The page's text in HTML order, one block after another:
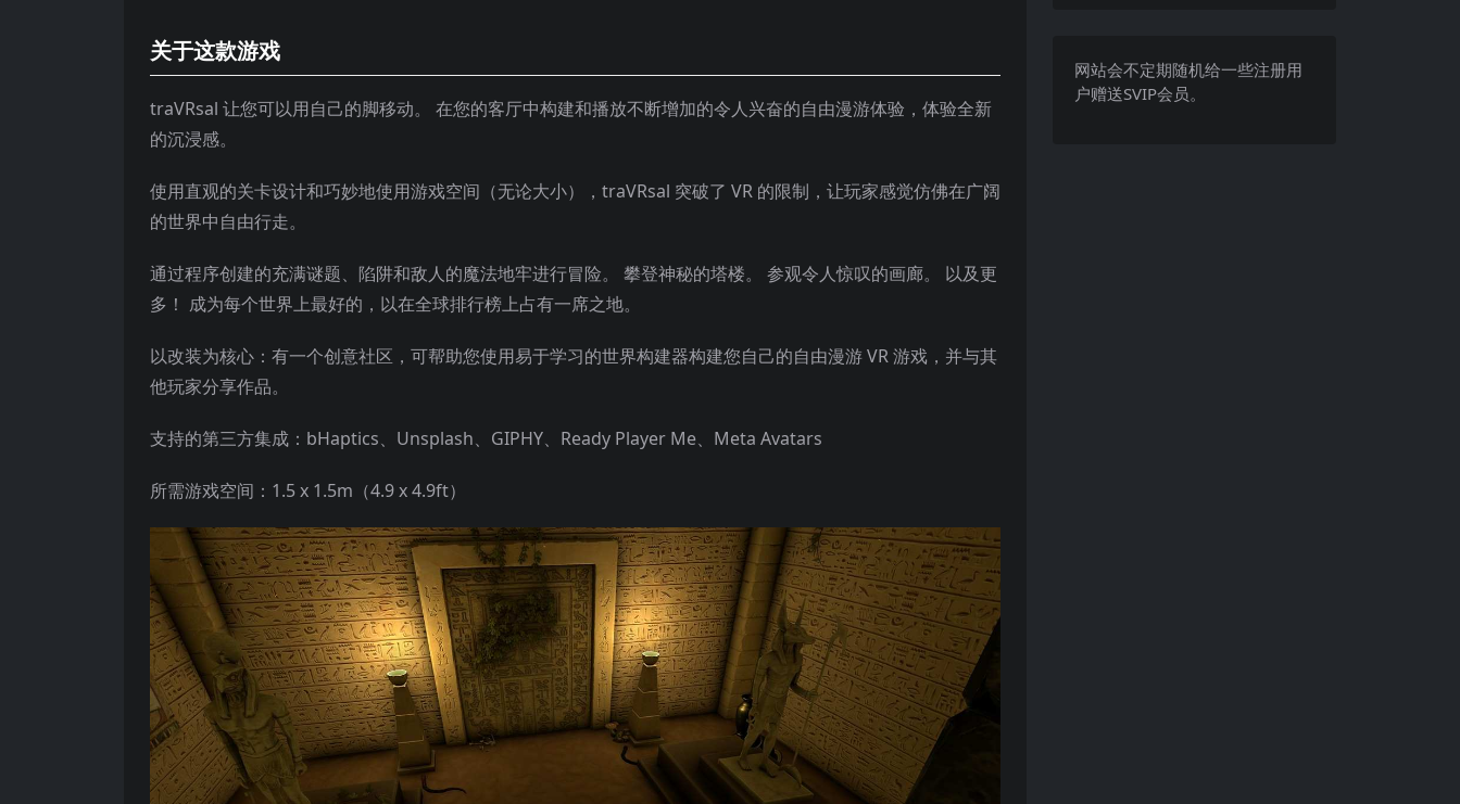
关于这款游戏
traVRsal 让您可以用自己的脚移动。 在您的客厅中构建和播放不断增加的令人兴奋的自由漫游体验，体验全新
的沉浸感。
使用直观的关卡设计和巧妙地使用游戏空间（无论大小），traVRsal 突破了 VR 的限制，让玩家感觉仿佛在广阔
的世界中自由行走。
通过程序创建的充满谜题、陷阱和敌人的魔法地牢进行冒险。 攀登神秘的塔楼。 参观令人惊叹的画廊。 以及更
多！ 成为每个世界上最好的，以在全球排行榜上占有一席之地。
以改装为核心：有一个创意社区，可帮助您使用易于学习的世界构建器构建您自己的自由漫游 VR 游戏，并与其
他玩家分享作品。
支持的第三方集成：bHaptics、Unsplash、GIPHY、Ready Player Me、Meta Avatars
所需游戏空间：1.5 x 1.5m（4.9 x 4.9ft）
网站会不定期随机给一些注册用
户赠送SVIP会员。